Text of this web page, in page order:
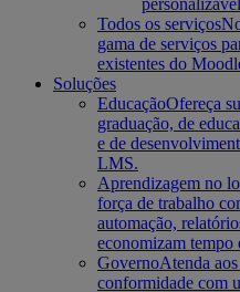
Todos os serviços
gama de serviços
existentes do
Soluções
EducaçãoOfereça
graduação, de
e de
LMS.
Aprendizagem no
força de trabalho
automação,
economizam tempo
GovernoAtenda
conformidade com